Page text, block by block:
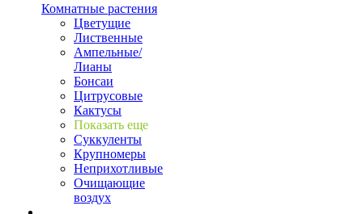
Комнатные растения
Цветущие
Лиственные
Ампельные/
Лианы
Бонсаи
Цитрусовые
Кактусы
Показать еще
Суккуленты
Крупномеры
Неприхотливые
Очищающие
воздух